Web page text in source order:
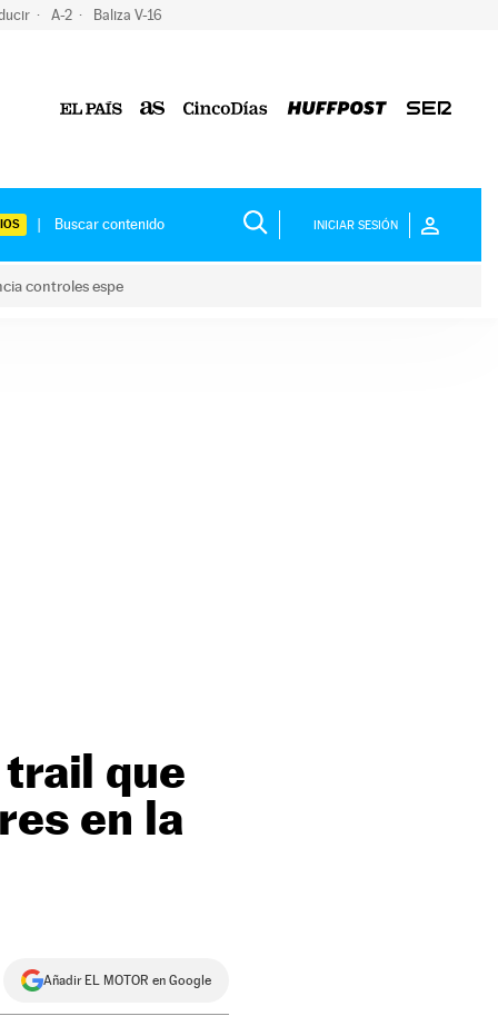
A-2 Baliza V-16
INICIAR SESIÓN
controles espe
trail que
en la
Añadir EL MOTOR en Google